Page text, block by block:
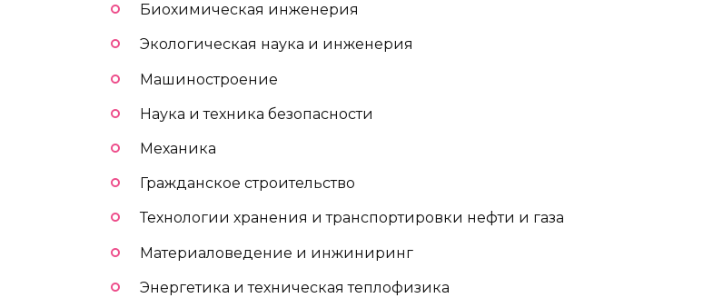
Биохимическая инженерия
Экологическая наука и инженерия
Машиностроение
Наука и техника безопасности
Механика
Гражданское строительство
Технологии хранения и транспортировки нефти и газа
Материаловедение и инжиниринг
Энергетика и техническая теплофизика